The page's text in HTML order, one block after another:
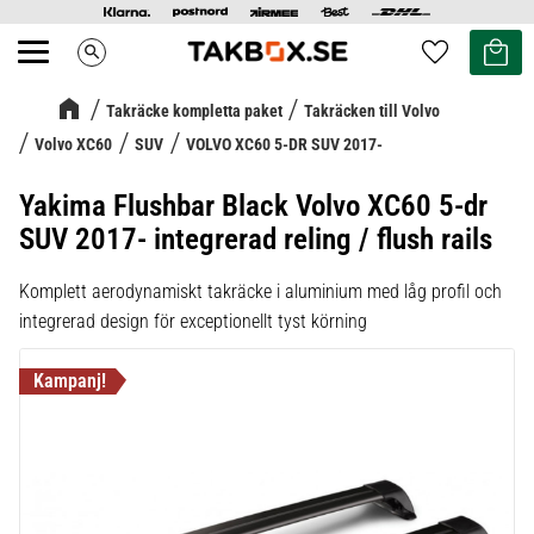
Meny search Favoriter
Kundvagn
Takräcke kompletta paket
Takräcken till Volvo
Volvo XC60
SUV VOLVO XC60 5-DR SUV 2017-
Yakima Flushbar Black Volvo XC60 5-dr
SUV 2017- integrerad reling / flush rails
Komplett aerodynamiskt takräcke i aluminium med låg profil och
integrerad design för exceptionellt tyst körning